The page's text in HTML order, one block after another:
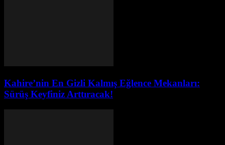
Kahire’nin En Gizli Kalmış Eğlence Mekanları:
Sürüş Keyfiniz Arttıracak!